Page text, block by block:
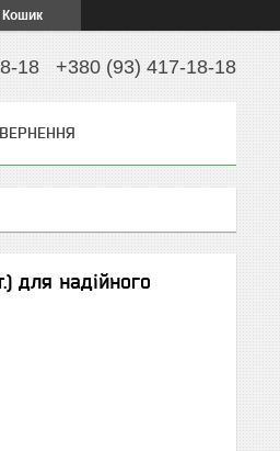
Кошик
18 +380 (93) 417-18-18
для надійного